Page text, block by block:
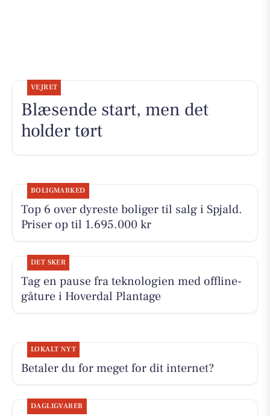
VEJRET
Blæsende start, men det
holder tørt
BOLIGMARKED
Top 6 over dyreste boliger til salg i Spjald.
Priser op til 1.695.000 kr
DET SKER
Tag en pause fra teknologien med offline-
gåture i Hoverdal Plantage
LOKALT NYT
Betaler du for meget for dit internet?
DAGLIGVARER